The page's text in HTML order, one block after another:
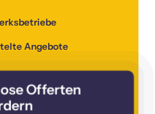
Angebote
Offerten